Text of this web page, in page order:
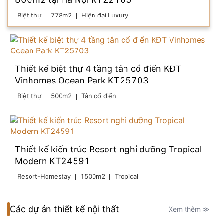
Biệt thự 778m2 Hiện đại Luxury
Thiết kế biệt thự 4 tầng tân cổ điển KĐT
Vinhomes Ocean Park KT25703
Biệt thự 500m2 Tân cổ điển
Thiết kế kiến trúc Resort nghỉ dưỡng Tropical
Modern KT24591
Resort-Homestay 1500m2 Tropical
Các dự án thiết kế nội thất Xem thêm ≫